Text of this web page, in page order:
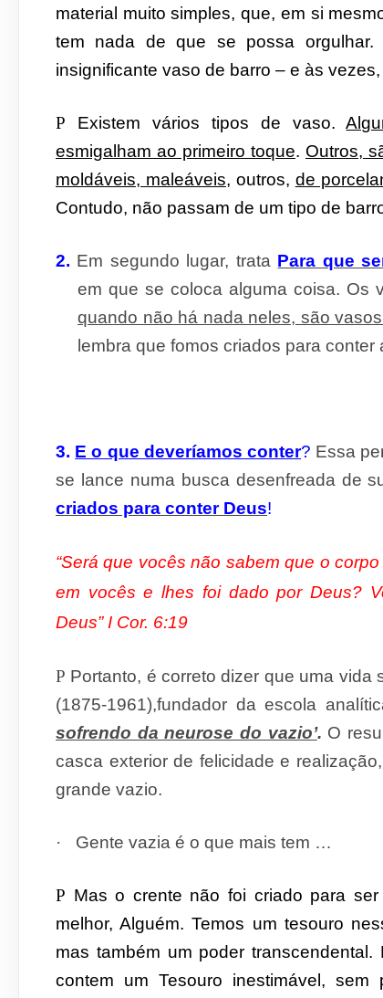
material muito simples, que, em si
tem nada de que se possa
insignificante vaso de barro – e às
P Existem vários tipos de vaso.
esmigalham ao primeiro toque. Outros,
moldáveis, maleáveis, outros, de
Contudo, não passam de um tipo de
2. Em segundo lugar, trata Para que
em que se coloca alguma coisa. Os
quando não há nada neles, são
lembra que fomos criados para conter
3. E o que deveríamos conter? Essa
se lance numa busca desenfreada de
criados para conter Deus!
“Será que vocês não sabem que o
em vocês e lhes foi dado por Deus?
Deus” I Cor. 6:19
P Portanto, é correto dizer que uma vida
(1875-1961),fundador da escola
sofrendo da neurose do vazio’. O
casca exterior de felicidade e
grande vazio.
· Gente vazia é o que mais tem …
P Mas o crente não foi criado para
melhor, Alguém. Temos um tesouro
mas também um poder
contem um Tesouro inestimável,